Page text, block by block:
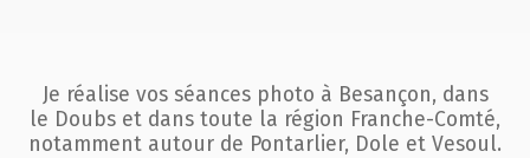
Je réalise vos séances photo à Besançon, dans
le Doubs et dans toute la région Franche-Comté,
notamment autour de Pontarlier, Dole et Vesoul.